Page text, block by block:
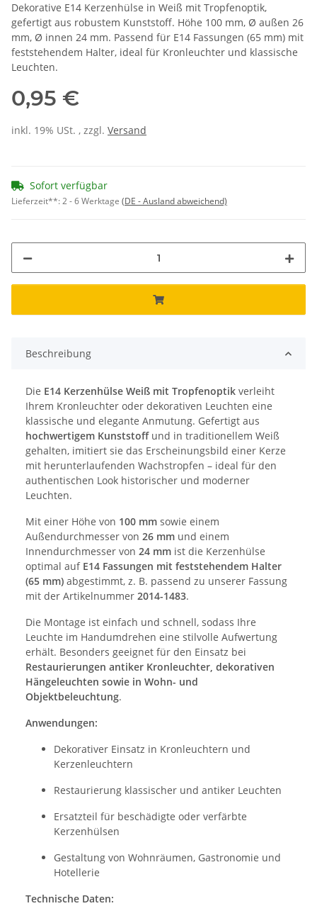
Dekorative E14 Kerzenhülse in Weiß mit Tropfenoptik,
gefertigt aus robustem Kunststoff. Höhe 100 mm, Ø außen 26
mm, Ø innen 24 mm. Passend für E14 Fassungen (65 mm) mit
feststehendem Halter, ideal für Kronleuchter und klassische
Leuchten.
0,95 €
inkl. 19% USt. , zzgl. Versand
Sofort verfügbar
Lieferzeit**:2 - 6 Werktage (DE - Ausland abweichend)
Beschreibung
Die E14 Kerzenhülse Weiß mit Tropfenoptik verleiht
Ihrem Kronleuchter oder dekorativen Leuchten eine
klassische und elegante Anmutung. Gefertigt aus
hochwertigem Kunststoffund in traditionellem Weiß
gehalten, imitiert sie das Erscheinungsbild einer Kerze
mit herunterlaufenden Wachs­tropfen – ideal für den
authentischen Look historischer und moderner
Leuchten.
Mit einer Höhe von 100 mm sowie einem
Außendurchmesser von 26 mm und einem
Innendurchmesser von 24 mm ist die Kerzenhülse
optimal auf E14 Fassungen mit feststehendem Halter
(65 mm) abgestimmt, z. B. passend zu unserer Fassung
mit der Artikelnummer 2014-1483.
Die Montage ist einfach und schnell, sodass Ihre
Leuchte im Handumdrehen eine stilvolle Aufwertung
erhält. Besonders geeignet für den Einsatz bei
Restaurierungen antiker Kronleuchter, dekorativen
Hängeleuchten sowie in Wohn- und
Objektbeleuchtung.
Anwendungen:
Dekorativer Einsatz in Kronleuchtern und
Kerzenleuchtern
Restaurierung klassischer und antiker Leuchten
Ersatzteil für beschädigte oder verfärbte
Kerzenhülsen
Gestaltung von Wohnräumen, Gastronomie und
Hotellerie
Technische Daten: